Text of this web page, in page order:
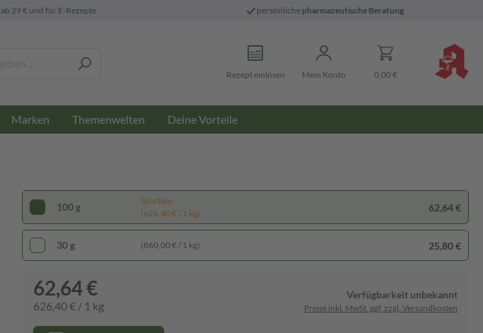
ab 29 € und für E-Rezepte persönliche pharmazeutische Beratung
Rezept einlösen Mein Konto 0,00 €
Marken Themenwelten Deine Vorteile
100 g
Spartipp
(626,40 € / 1 kg)
62,64 €
30 g (860,00 € / 1 kg) 25,80 €
62,64 €
626,40 € / 1 kg
Verfügbarkeit unbekannt
Preise inkl. MwSt. ggf. zzgl. Versandkosten